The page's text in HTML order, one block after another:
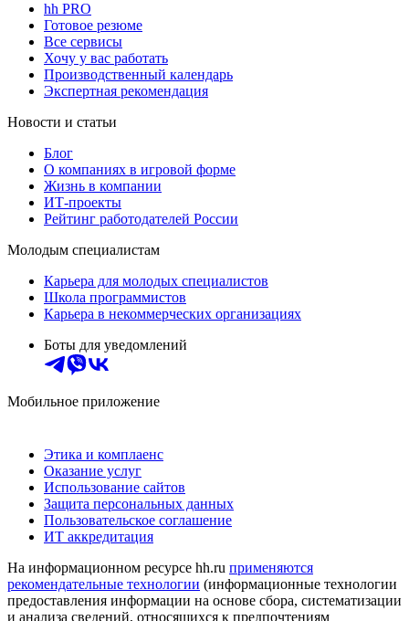
hh PRO
Готовое резюме
Все сервисы
Хочу у вас работать
Производственный календарь
Экспертная рекомендация
Новости и статьи
Блог
О компаниях в игровой форме
Жизнь в компании
ИТ-проекты
Рейтинг работодателей России
Молодым специалистам
Карьера для молодых специалистов
Школа программистов
Карьера в некоммерческих организациях
Боты для уведомлений
Мобильное приложение
Этика и комплаенс
Оказание услуг
Использование сайтов
Защита персональных данных
Пользовательское соглашение
ИТ аккредитация
На информационном ресурсе hh.ru применяются
рекомендательные технологии (информационные технологии
предоставления информации на основе сбора, систематизации
и анализа сведений, относящихся к предпочтениям